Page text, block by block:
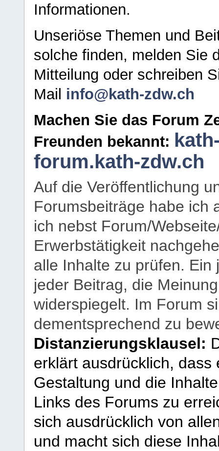
Informationen.
Unseriöse Themen und
solche finden, melden Sie
Mitteilung oder schreiben
Mail info@kath-zdw.ch
Machen Sie das Forum
Freunden bekannt:
forum.kath-zdw.ch
Auf die Veröffentlichung
Forumsbeiträge habe ich
ich nebst Forum/
Erwerbstätigkeit
alle Inhalte zu prüfen.
jeder Beitrag, die
widerspiegelt. Im Forum
dementsprechend zu
Distanzierungsklausel:
erklärt ausdrücklich,
Gestaltung und die
Links des Forums zu
sich ausdrücklich von
und macht sich diese